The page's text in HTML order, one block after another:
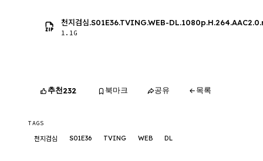
천지검심.S01E36.TVING.WEB-
1.1G
추천232 북마크 공유 목록
TAGS
천지검심 S01E36 TVING WEB DL